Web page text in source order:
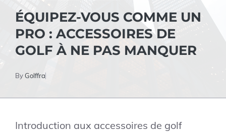
ÉQUIPEZ-VOUS COMME UN
PRO : ACCESSOIRES DE
GOLF À NE PAS MANQUER
ByGolffra
Introduction aux accessoires de golf